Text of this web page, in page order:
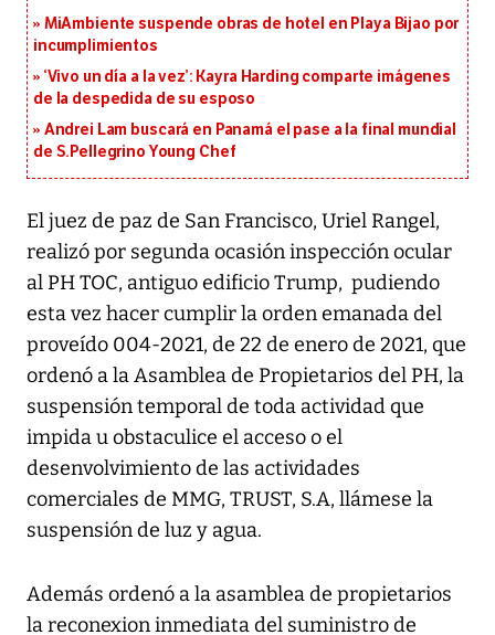
MiAmbiente suspende obras de hotel en Playa Bijao por
incumplimientos
‘Vivo un día a la vez’: Kayra Harding comparte imágenes
de la despedida de su esposo
Andrei Lam buscará en Panamá el pase a la final mundial
de S.Pellegrino Young Chef
El juez de paz de San Francisco, Uriel Rangel,
realizó por segunda ocasión inspección ocular
al PH TOC, antiguo edificio Trump, pudiendo
esta vez hacer cumplir la orden emanada del
proveído 004-2021, de 22 de enero de 2021, que
ordenó a la Asamblea de Propietarios del PH, la
suspensión temporal de toda actividad que
impida u obstaculice el acceso o el
desenvolvimiento de las actividades
comerciales de MMG, TRUST, S.A, llámese la
suspensión de luz y agua.
Además ordenó a la asamblea de propietarios
la reconexion inmediata del suministro de